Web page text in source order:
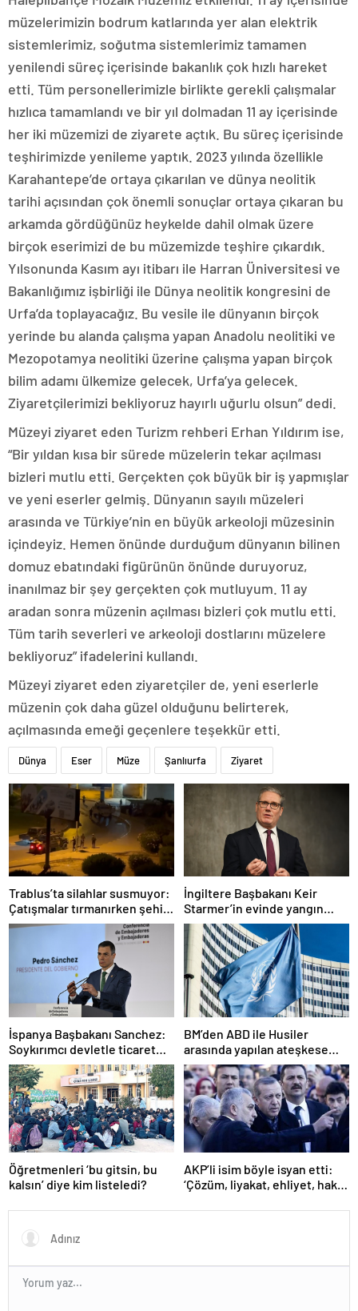
müzelerimizin bodrum katlarında yer alan elektrik
sistemlerimiz, soğutma sistemlerimiz tamamen
yenilendi süreç içerisinde bakanlık çok hızlı hareket
etti. Tüm personellerimizle birlikte gerekli çalışmalar
hızlıca tamamlandı ve bir yıl dolmadan 11 ay içerisinde
her iki müzemizi de ziyarete açtık. Bu süreç içerisinde
teşhirimizde yenileme yaptık. 2023 yılında özellikle
Karahantepe’de ortaya çıkarılan ve dünya neolitik
tarihi açısından çok önemli sonuçlar ortaya çıkaran bu
arkamda gördüğünüz heykelde dahil olmak üzere
birçok eserimizi de bu müzemizde teşhire çıkardık.
Yılsonunda Kasım ayı itibarı ile Harran Üniversitesi ve
Bakanlığımız işbirliği ile Dünya neolitik kongresini de
Urfa’da toplayacağız. Bu vesile ile dünyanın birçok
yerinde bu alanda çalışma yapan Anadolu neolitiki ve
Mezopotamya neolitiki üzerine çalışma yapan birçok
bilim adamı ülkemize gelecek, Urfa’ya gelecek.
Ziyaretçilerimizi bekliyoruz hayırlı uğurlu olsun” dedi.
Müzeyi ziyaret eden Turizm rehberi Erhan Yıldırım ise,
“Bir yıldan kısa bir sürede müzelerin tekar açılması
bizleri mutlu etti. Gerçekten çok büyük bir iş yapmışlar
ve yeni eserler gelmiş. Dünyanın sayılı müzeleri
arasında ve Türkiye’nin en büyük arkeoloji müzesinin
içindeyiz. Hemen önünde durduğum dünyanın bilinen
domuz ebatındaki figürünün önünde duruyoruz,
inanılmaz bir şey gerçekten çok mutluyum. 11 ay
aradan sonra müzenin açılması bizleri çok mutlu etti.
Tüm tarih severleri ve arkeoloji dostlarını müzelere
bekliyoruz” ifadelerini kullandı.
Müzeyi ziyaret eden ziyaretçiler de, yeni eserlerle
müzenin çok daha güzel olduğunu belirterek,
açılmasında emeği geçenlere teşekkür etti.
Dünya Eser Müze Şanlıurfa Ziyaret
Trablus’ta silahlar susmuyor:
Çatışmalar tırmanırken şehir
alarmda
İngiltere Başbakanı Keir
Starmer’in evinde yangın
çıktı
İspanya Başbakanı Sanchez:
Soykırımcı devletle ticaret
yapmayız
BM’den ABD ile Husiler
arasında yapılan ateşkese
ilişkin değerlendirme
Öğretmenleri ‘bu gitsin, bu
kalsın’ diye kim listeledi?
AKP’li isim böyle isyan etti:
‘Çözüm, liyakat, ehliyet, hak,